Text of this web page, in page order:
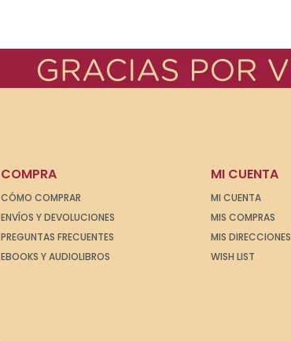
COMPRA
CÓMO COMPRAR
ENVÍOS Y DEVOLUCIONES
PREGUNTAS FRECUENTES
EBOOKS Y AUDIOLIBROS
MI CUENTA
MI CUENTA
MIS COMPRAS
MIS DIRECCIONES
WISH LIST